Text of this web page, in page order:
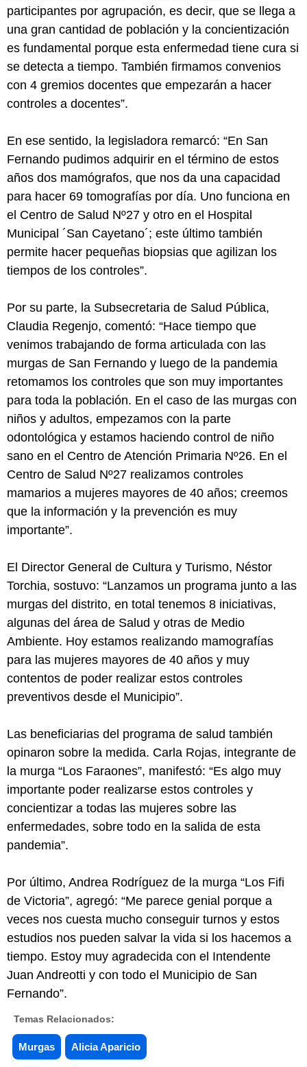
participantes por agrupación, es decir, que se llega a
una gran cantidad de población y la concientización
es fundamental porque esta enfermedad tiene cura si
se detecta a tiempo. También firmamos convenios
con 4 gremios docentes que empezarán a hacer
controles a docentes”.
En ese sentido, la legisladora remarcó: “En San
Fernando pudimos adquirir en el término de estos
años dos mamógrafos, que nos da una capacidad
para hacer 69 tomografías por día. Uno funciona en
el Centro de Salud Nº27 y otro en el Hospital
Municipal ´San Cayetano´; este último también
permite hacer pequeñas biopsias que agilizan los
tiempos de los controles”.
Por su parte, la Subsecretaria de Salud Pública,
Claudia Regenjo, comentó: “Hace tiempo que
venimos trabajando de forma articulada con las
murgas de San Fernando y luego de la pandemia
retomamos los controles que son muy importantes
para toda la población. En el caso de las murgas con
niños y adultos, empezamos con la parte
odontológica y estamos haciendo control de niño
sano en el Centro de Atención Primaria Nº26. En el
Centro de Salud Nº27 realizamos controles
mamarios a mujeres mayores de 40 años; creemos
que la información y la prevención es muy
importante”.
El Director General de Cultura y Turismo, Néstor
Torchia, sostuvo: “Lanzamos un programa junto a las
murgas del distrito, en total tenemos 8 iniciativas,
algunas del área de Salud y otras de Medio
Ambiente. Hoy estamos realizando mamografías
para las mujeres mayores de 40 años y muy
contentos de poder realizar estos controles
preventivos desde el Municipio”.
Las beneficiarias del programa de salud también
opinaron sobre la medida. Carla Rojas, integrante de
la murga “Los Faraones”, manifestó: “Es algo muy
importante poder realizarse estos controles y
concientizar a todas las mujeres sobre las
enfermedades, sobre todo en la salida de esta
pandemia”.
Por último, Andrea Rodríguez de la murga “Los Fifi
de Victoria”, agregó: “Me parece genial porque a
veces nos cuesta mucho conseguir turnos y estos
estudios nos pueden salvar la vida si los hacemos a
tiempo. Estoy muy agradecida con el Intendente
Juan Andreotti y con todo el Municipio de San
Fernando”.
Temas Relacionados:
Murgas Alicia Aparicio